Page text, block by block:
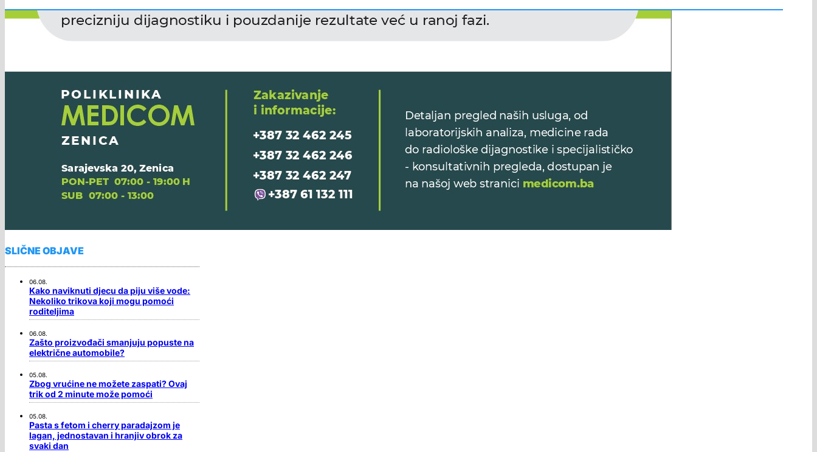
SLIČNE OBJAVE
06.08.
Kako naviknuti djecu da piju više vode:
Nekoliko trikova koji mogu pomoći
roditeljima
06.08.
Zašto proizvođači smanjuju popuste na
električne automobile?
05.08.
Zbog vrućine ne možete zaspati? Ovaj
trik od 2 minute može pomoći
05.08.
Pasta s fetom i cherry paradajzom je
lagan, jednostavan i hranjiv obrok za
svaki dan